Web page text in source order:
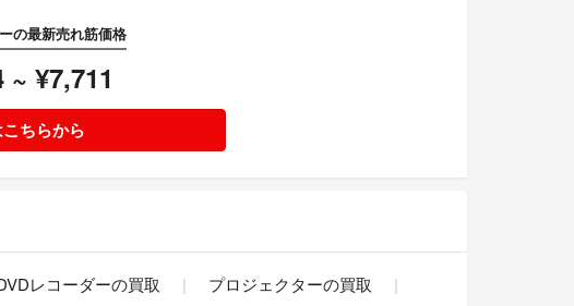
の最新売れ筋価格
~ ¥7,711
ちらから
レコーダーの買取
プロジェクターの買取